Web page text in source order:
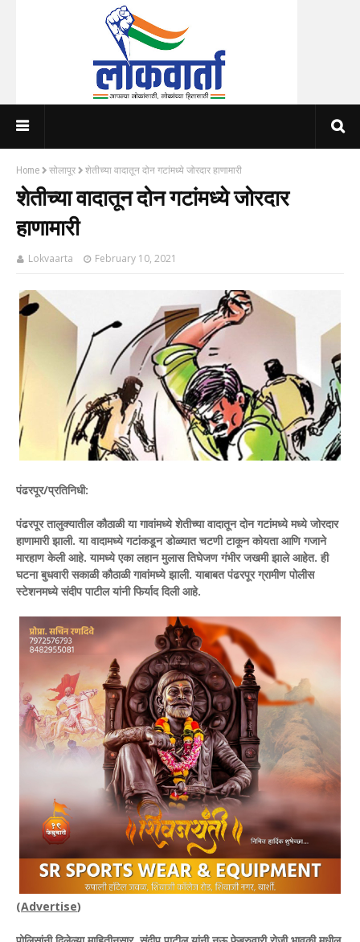
Home सोलापूर शेतीच्या वादातून दोन गटांमध्ये जोरदार हाणामारी
शेतीच्या वादातून दोन गटांमध्ये जोरदार
हाणामारी
Lokvaarta February 10, 2021
पंढरपूर/प्रतिनिधी:
पंढरपूर तालुक्यातील कौठाळी या गावांमध्ये शेतीच्या वादातून दोन गटांमध्ये मध्ये जोरदार
हाणामारी झाली. या वादामध्ये गटांकडून डोळ्यात चटणी टाकून कोयता आणि गजाने
मारहाण केली आहे. यामध्ये एका लहान मुलास तिघेजण गंभीर जखमी झाले आहेत. ही
घटना बुधवारी सकाळी कौठाळी गावांमध्ये झाली. याबाबत पंढरपूर ग्रामीण पोलीस
स्टेशनमध्ये संदीप पाटील यांनी फिर्याद दिली आहे.
(Advertise)